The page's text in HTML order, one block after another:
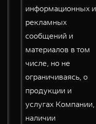
информационных и
рекламных
сообщений и
материалов в том
числе, но не
ограничиваясь, о
продукции и
услугах Компании,
наличии